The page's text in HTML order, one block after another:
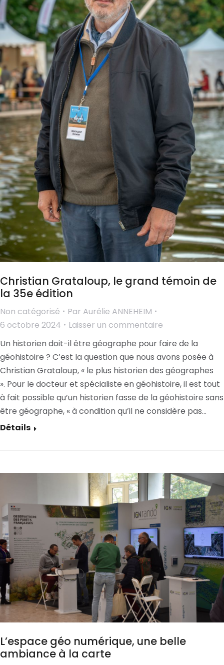
Christian Grataloup, le grand témoin de
la 35e édition
Non catégorisé Par Aurélie ANNEHEIM
6 octobre 2024
Laisser un commentaire
Un historien doit-il être géographe pour faire de la
géohistoire ? C’est la question que nous avons posée à
Christian Grataloup, « le plus historien des géographes
». Pour le docteur et spécialiste en géohistoire, il est tout
à fait possible qu’un historien fasse de la géohistoire sans
être géographe, « à condition qu’il ne considère pas…
Détails
L’espace géo numérique, une belle
ambiance à la carte